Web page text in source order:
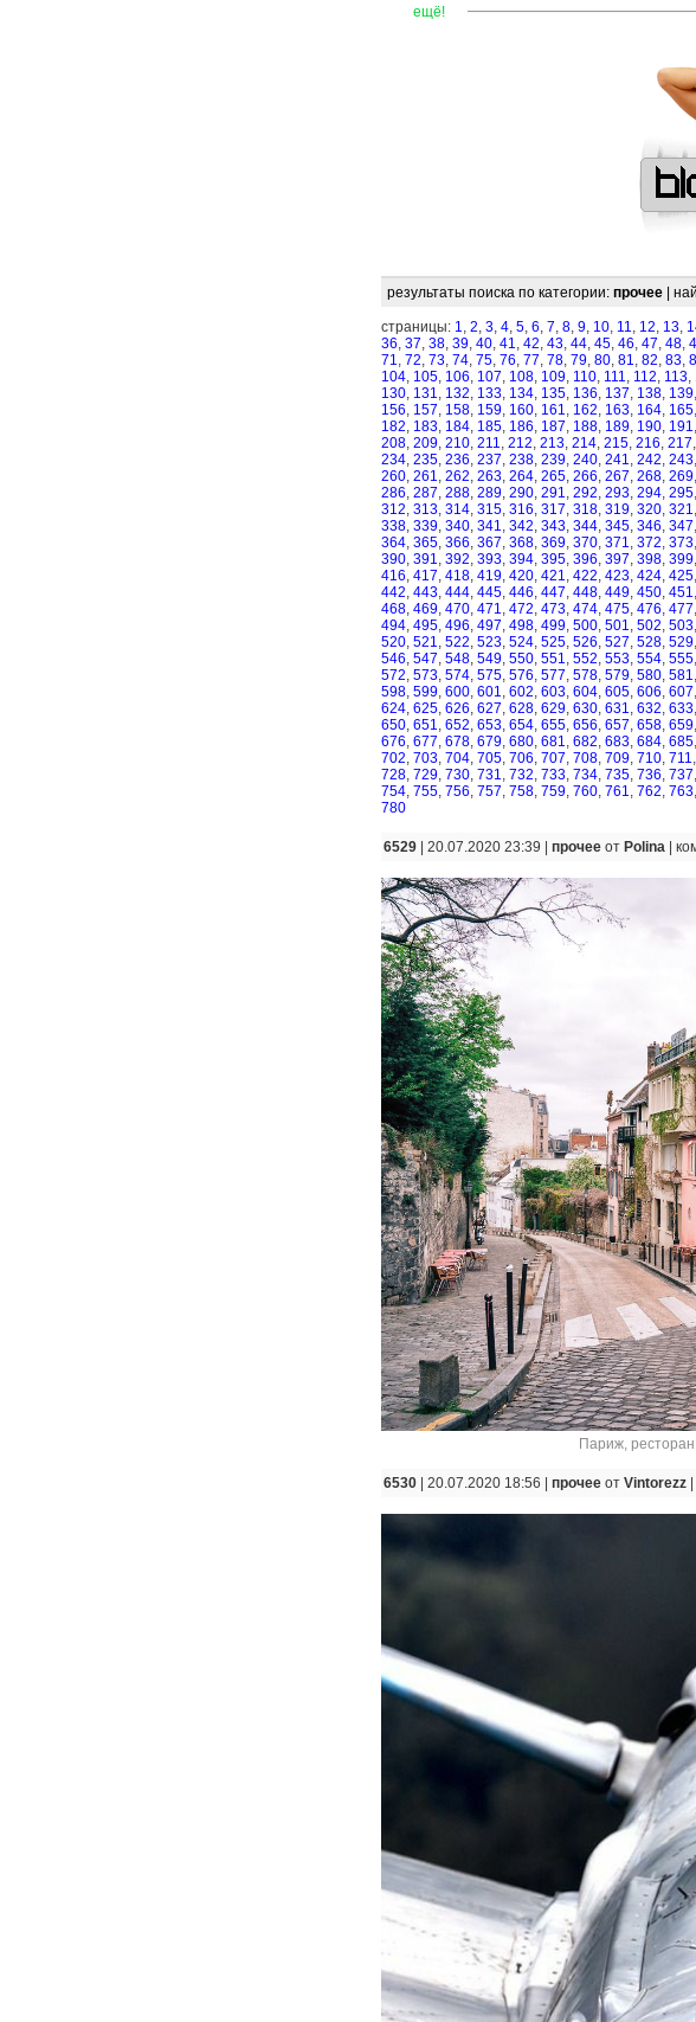
ещё! ————————————
результаты поиска по категории: прочее |
страницы: 1, 2, 3, 4, 5, 6, 7, 8, 9, 10, 11, 12, 13,
36, 37, 38, 39, 40, 41, 42, 43, 44, 45, 46, 47, 48,
71, 72, 73, 74, 75, 76, 77, 78, 79, 80, 81, 82, 83,
104, 105, 106, 107, 108, 109, 110, 111, 112, 113,
130, 131, 132, 133, 134, 135, 136, 137, 138, 139,
156, 157, 158, 159, 160, 161, 162, 163, 164, 165,
182, 183, 184, 185, 186, 187, 188, 189, 190, 191,
208, 209, 210, 211, 212, 213, 214, 215, 216, 217,
234, 235, 236, 237, 238, 239, 240, 241, 242, 243,
260, 261, 262, 263, 264, 265, 266, 267, 268, 269,
286, 287, 288, 289, 290, 291, 292, 293, 294, 295,
312, 313, 314, 315, 316, 317, 318, 319, 320, 321,
338, 339, 340, 341, 342, 343, 344, 345, 346, 347,
364, 365, 366, 367, 368, 369, 370, 371, 372, 373,
390, 391, 392, 393, 394, 395, 396, 397, 398, 399,
416, 417, 418, 419, 420, 421, 422, 423, 424, 425,
442, 443, 444, 445, 446, 447, 448, 449, 450, 451,
468, 469, 470, 471, 472, 473, 474, 475, 476, 477,
494, 495, 496, 497, 498, 499, 500, 501, 502, 503,
520, 521, 522, 523, 524, 525, 526, 527, 528, 529,
546, 547, 548, 549, 550, 551, 552, 553, 554, 555,
572, 573, 574, 575, 576, 577, 578, 579, 580, 581,
598, 599, 600, 601, 602, 603, 604, 605, 606, 607,
624, 625, 626, 627, 628, 629, 630, 631, 632, 633,
650, 651, 652, 653, 654, 655, 656, 657, 658, 659,
676, 677, 678, 679, 680, 681, 682, 683, 684, 685,
702, 703, 704, 705, 706, 707, 708, 709, 710, 711,
728, 729, 730, 731, 732, 733, 734, 735, 736, 737,
754, 755, 756, 757, 758, 759, 760, 761, 762, 763,
780
6529 | 20.07.2020 23:39 | прочее от Polina
Париж, ресторан
6530 | 20.07.2020 18:56 | прочее от Vintorezz